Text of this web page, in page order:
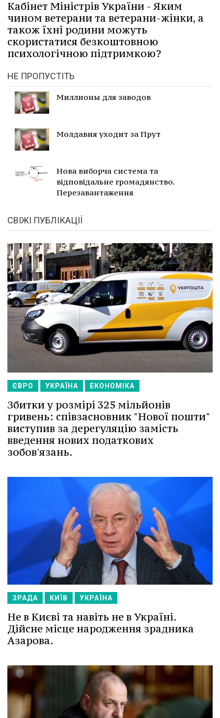
Кабінет Міністрів України - Яким
чином ветерани та ветерани-жінки, а
також їхні родини можуть
скористатися безкоштовною
психологічною підтримкою?
НЕ ПРОПУСТІТЬ
Миллионы для заводов
Молдавия уходит за Прут
Нова виборча система та
відповідальне громадянство.
Перезавантаження
СВІЖІ ПУБЛІКАЦІЇ
ЄВРО УКРАЇНА ЕКОНОМІКА
Збитки у розмірі 325 мільйонів
гривень: співзасновник "Нової пошти"
виступив за дерегуляцію замість
введення нових податкових
зобов'язань.
ЗРАДА КИЇВ УКРАЇНА
Не в Києві та навіть не в Україні.
Дійсне місце народження зрадника
Азарова.